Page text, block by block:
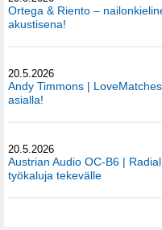
Ortega & Riento –
akustisena!
20.5.2026
Andy Timmons |
asialla!
20.5.2026
Austrian Audio OC-B6 |
työkaluja tekevälle